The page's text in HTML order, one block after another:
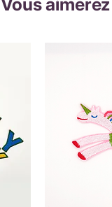
Vous